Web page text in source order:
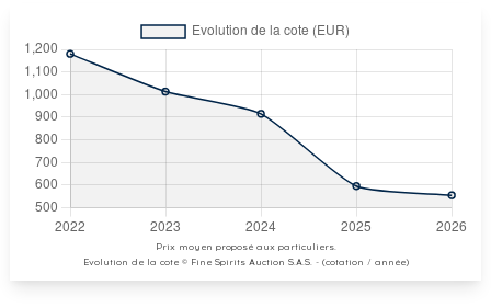
Prix moyen proposé aux particuliers.
Evolution de la cote © Fine Spirits Auction S.A.S. - (cotation / année)